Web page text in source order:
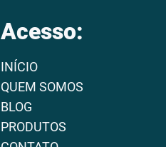
Acesso:
INÍCIO
QUEM SOMOS
BLOG
PRODUTOS